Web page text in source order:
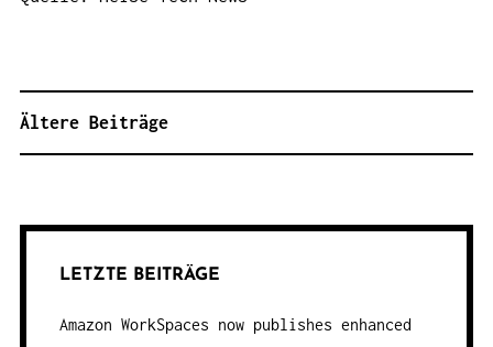
B
E
T
Ältere Beiträge
LETZTE BEITRÄGE
Amazon WorkSpaces now publishes enhanced